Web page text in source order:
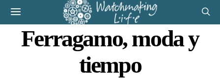
Ferragamo, moda y
tiempo